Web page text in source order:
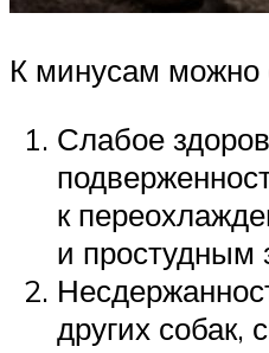
К минусам можно
Слабое
к
и простудным
других собак,